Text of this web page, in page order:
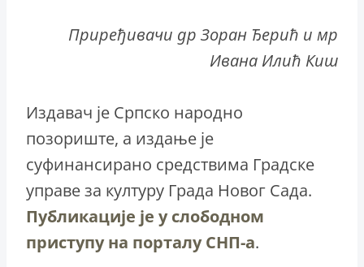
Приређивачи др Зоран Ђерић и мр
Ивана Илић Киш
Издавач је Српско народно
позориште, а издање је
суфинансирано средствима Градске
управе за културу Града Новог Сада.
Публикације је у слободном
приступу на порталу СНП-а.